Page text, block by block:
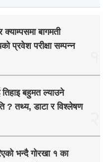
बागमती
प्रवेश परीक्षा सम्पन्न
तिहाइ बहुमत ल्याउने
? तथ्य, डाटा र विश्लेषण
भन्दै गोरखा १ का